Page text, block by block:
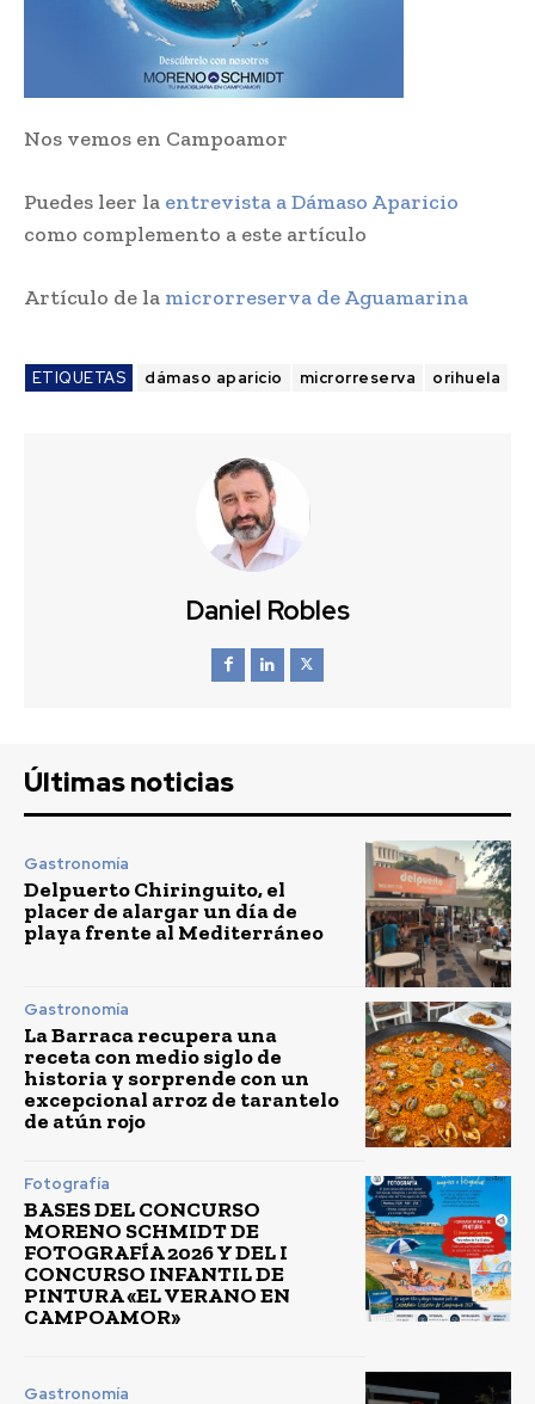
Nos vemos en Campoamor
Puedes leer la entrevista a Dámaso Aparicio
como complemento a este artículo
Artículo de la microrreserva de Aguamarina
ETIQUETAS dámaso aparicio microrreserva orihuela
Daniel Robles
Últimas noticias
Gastronomía
Delpuerto Chiringuito, el
placer de alargar un día de
playa frente al Mediterráneo
Gastronomía
La Barraca recupera una
receta con medio siglo de
historia y sorprende con un
excepcional arroz de tarantelo
de atún rojo
Fotografía
BASES DEL CONCURSO
MORENO SCHMIDT DE
FOTOGRAFÍA 2026 Y DEL I
CONCURSO INFANTIL DE
PINTURA «EL VERANO EN
CAMPOAMOR»
Gastronomía